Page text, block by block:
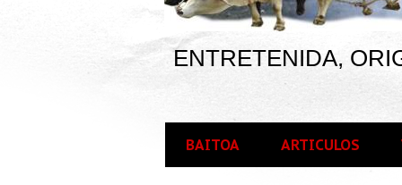
ENTRETENIDA,
BAITOA ARTICULOS